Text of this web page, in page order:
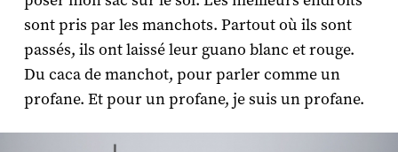
sont pris par les manchots. Partout où ils sont
passés, ils ont laissé leur guano blanc et rouge.
Du caca de manchot, pour parler comme un
profane. Et pour un profane, je suis un profane.